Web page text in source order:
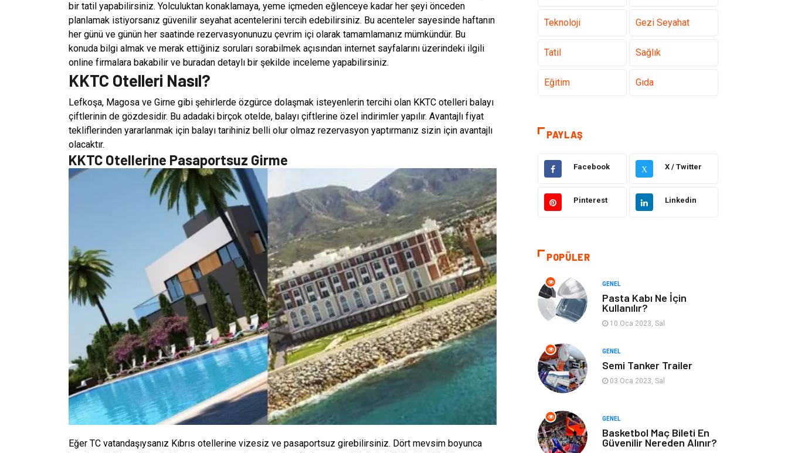
bir tatil yapabilirsiniz. Yolculuktan konaklamaya, yeme içmeden eğlenceye kadar her şeyi önceden
planlamak istiyorsanız güvenilir seyahat acentelerini tercih edebilirsiniz. Bu acenteler sayesinde haftanın
her günü ve günün her saatinde rezervasyonunuzu çevrim içi olarak tamamlamanız mümkündür. Bu
konuda bilgi almak ve merak ettiğiniz soruları sorabilmek açısından internet sayfalarını üzerindeki ilgili
online firmalara bakabilir ve buradan detaylı bir şekilde inceleme yapabilirsiniz.
KKTC Otelleri Nasıl?
Lefkoşa, Magosa ve Girne gibi şehirlerde özgürce dolaşmak isteyenlerin tercihi olan KKTC otelleri balayı
çiftlerinin de gözdesidir. Bu adadaki birçok otelde, balayı çiftlerine özel indirimler yapılır. Avantajlı fiyat
tekliflerinden yararlanmak için balayı tarihiniz belli olur olmaz rezervasyon yaptırmanız sizin için avantajlı
olacaktır.
KKTC Otellerine Pasaportsuz Girme
Eğer TC vatandaşıysanız Kıbrıs otellerine vizesiz ve pasaportsuz girebilirsiniz. Dört mevsim boyunca
Teknoloji Gezi Seyahat
Tatil Sağlık
Eğitim Gıda
Tanıtıcı Reklam
Makine Giyim
Kültür Organizasyon
Finans & Ekonomi
Bilgisayar &
Yazılım
Bebek Giyim Moda
Blogroll
Markalar Bilet
PAYLAŞ
Facebook X X / Twitter
Pinterest Linkedin
POPÜLER
GENEL
Pasta Kabı Ne İçin
Kullanılır?
10 Oca 2023, Sal
GENEL
Semi Tanker Trailer
03 Oca 2023, Sal
GENEL
Basketbol Maç Bileti En
Güvenilir Nereden Alınır?